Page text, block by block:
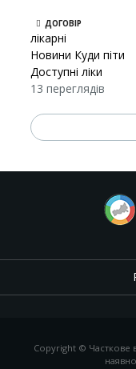
ДОГОВІР
лікарні
Новини Куди піти
Доступні ліки
13 переглядів
Copyright © Часткове